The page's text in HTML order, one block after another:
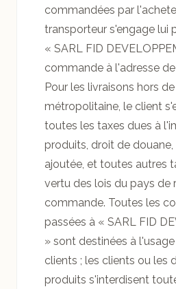
commandées par
transporteur s'engage lui
« SARL FID
commande à l'adresse
Pour les livraisons hors
métropolitaine, le client
toutes les taxes dues à
produits, droit de
ajoutée, et toutes autres
vertu des lois du pays de
commande. Toutes les
passées à « SARL FID
» sont destinées à
clients ; les clients ou les
produits s'interdisent